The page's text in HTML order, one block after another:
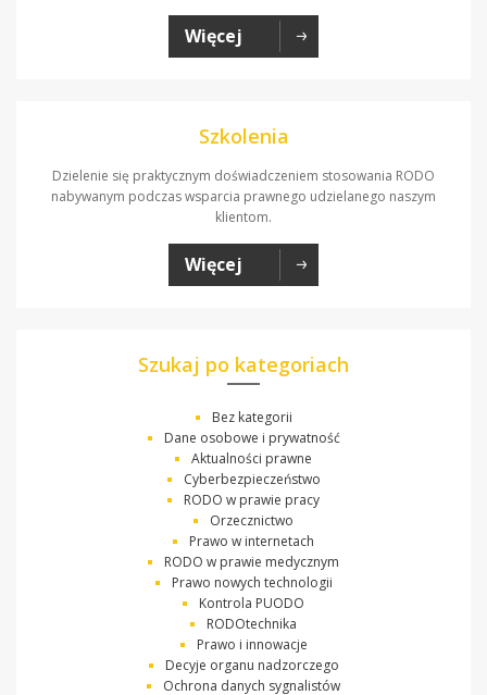
Więcej
Szkolenia
Dzielenie się praktycznym doświadczeniem stosowania RODO
nabywanym podczas wsparcia prawnego udzielanego naszym
klientom.
Więcej
Szukaj po kategoriach
Bez kategorii
Dane osobowe i prywatność
Aktualności prawne
Cyberbezpieczeństwo
RODO w prawie pracy
Orzecznictwo
Prawo w internetach
RODO w prawie medycznym
Prawo nowych technologii
Kontrola PUODO
RODOtechnika
Prawo i innowacje
Decyje organu nadzorczego
Ochrona danych sygnalistów